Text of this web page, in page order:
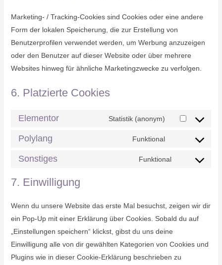
Marketing- / Tracking-Cookies sind Cookies oder eine andere
Form der lokalen Speicherung, die zur Erstellung von
Benutzerprofilen verwendet werden, um Werbung anzuzeigen
oder den Benutzer auf dieser Website oder über mehrere
Websites hinweg für ähnliche Marketingzwecke zu verfolgen.
6. Platzierte Cookies
Elementor Statistik (anonym)
elementor
Polylang Funktional
Sonstiges Funktional
Consent
sonstiges
7. Einwilligung
Wenn du unsere Website das erste Mal besuchst, zeigen wir dir
ein Pop-Up mit einer Erklärung über Cookies. Sobald du auf
„Einstellungen speichern“ klickst, gibst du uns deine
Einwilligung alle von dir gewählten Kategorien von Cookies und
Plugins wie in dieser Cookie-Erklärung beschrieben zu